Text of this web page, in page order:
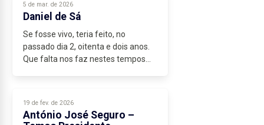
A América, a China e a Rússia...
5 de mar. de 2026
Daniel de Sá
Se fosse vivo, teria feito, no
passado dia 2, oitenta e dois anos.
Que falta nos faz nestes tempos
19 de fev. de 2026
António José Seguro –